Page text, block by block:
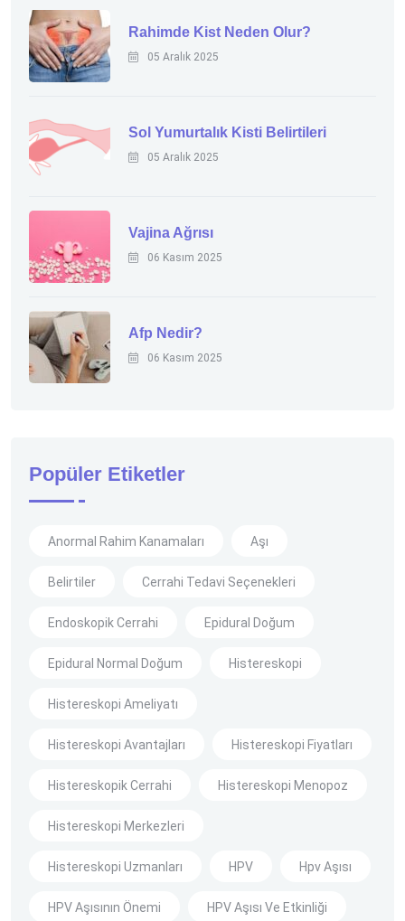
Rahimde Kist Neden Olur?
05 Aralık 2025
Sol Yumurtalık Kisti Belirtileri
05 Aralık 2025
Vajina Ağrısı
06 Kasım 2025
Afp Nedir?
06 Kasım 2025
Popüler Etiketler
Anormal Rahim Kanamaları Aşı
Belirtiler Cerrahi Tedavi Seçenekleri
Endoskopik Cerrahi Epidural Doğum
Epidural Normal Doğum Histereskopi
Histereskopi Ameliyatı
Histereskopi Avantajları Histereskopi Fiyatları
Histereskopik Cerrahi Histereskopi Menopoz
Histereskopi Merkezleri
Histereskopi Uzmanları HPV Hpv Aşısı
HPV Aşısının Önemi HPV Aşısı Ve Etkinliği